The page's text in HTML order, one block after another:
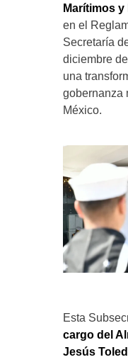
Marítimos
en el
Secretaría
diciembre
una
gobernanza
México.
Esta
cargo del
Jesús